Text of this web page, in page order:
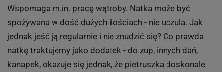
Wspomaga m.in. pracę wątroby. Natka może być
spożywana w dość dużych ilościach - nie uczula. Jak
jednak jeść ją regularnie i nie znudzić się? Co prawda
natkę traktujemy jako dodatek - do zup, innych dań,
kanapek, okazuje się jednak, że pietruszka doskonale